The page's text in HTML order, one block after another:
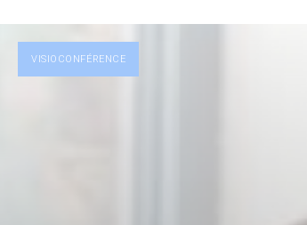
VISIOCONFÉRENCE